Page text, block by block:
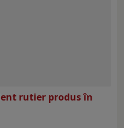
rutier produs în